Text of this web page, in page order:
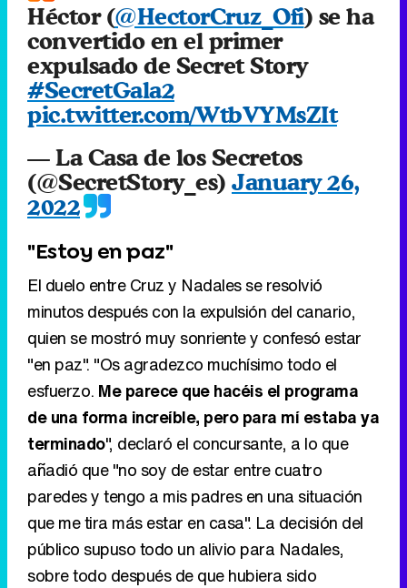
Héctor (@HectorCruz_Ofi) se ha
convertido en el primer
expulsado de Secret Story
#SecretGala2
pic.twitter.com/WtbVYMsZIt
— La Casa de los Secretos
(@SecretStory_es) January 26,
2022
"Estoy en paz"
El duelo entre Cruz y Nadales se resolvió
minutos después con la expulsión del canario,
quien se mostró muy sonriente y confesó estar
"en paz". "Os agradezco muchísimo todo el
esfuerzo. Me parece que hacéis el programa
de una forma increíble, pero para mí estaba ya
terminado", declaró el concursante, a lo que
añadió que "no soy de estar entre cuatro
paredes y tengo a mis padres en una situación
que me tira más estar en casa". La decisión del
público supuso todo un alivio para Nadales,
sobre todo después de que hubiera sido